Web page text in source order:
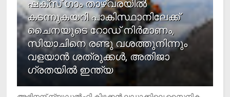
ഷക്സ് ​ഗാം താഴ്‌വരയിൽ
കടന്നുകയറി പാകിസ്ഥാനിലേക്ക്
ചൈനയുടെ റോഡ് നിർമാണം,
സിയാചിനെ രണ്ടു വശത്തുനിന്നും
വളയാൻ ശത്രുക്കൾ, അതിജാ​
ഗ്രതയിൽ ഇന്ത്യ